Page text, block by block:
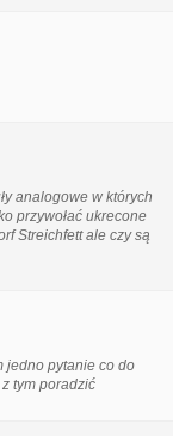
analogowe w których
przywołać ukrecone
Streichfett ale czy są
jedno pytanie co do
tym poradzić